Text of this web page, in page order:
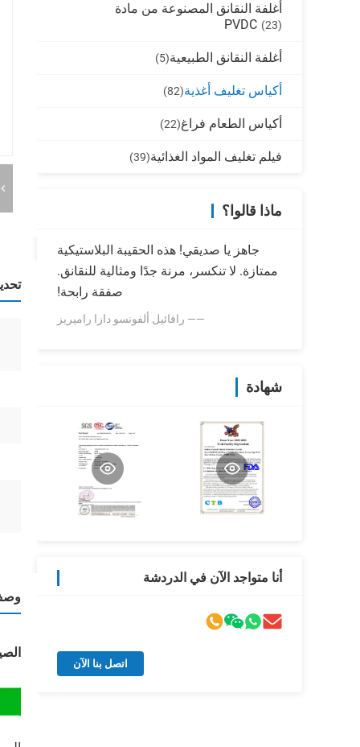
أغلفة النقانق المصنوعة من مادة
PVDC (23)
أغلفة النقانق الطبيعية(5)
أكياس تغليف أغذية(82)
أكياس الطعام فراغ(22)
فيلم تغليف المواد الغذائية(39)
ماذا قالوا؟
جاهز يا صديقي! هذه الحقيبة البلاستيكية
ممتازة. لا تنكسر، مرنة جدًا ومثالية للنقانق.
صفقة رابحة!
—— رافائيل ألفونسو دازا راميريز
شهادة
أنا متواجد الآن في الدردشة
اتصل بنا الآن